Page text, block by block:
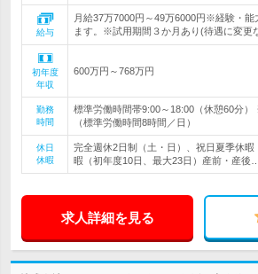
給与
月給37万7000円～49万6000円※経験・能
ます。※試用期間３か月あり(待遇に変更
初年度
年収
600万円～768万円
勤務
時間
標準労働時間帯9:00～18:00（休憩60分
（標準労働時間8時間／日）
休日
休暇
完全週休2日制（土・日）、祝日夏季休暇
暇（初年度10日、最大23日）産前・産後…
求人詳細を見る